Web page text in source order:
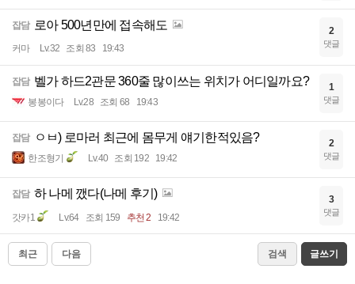
잡담 로아 500년만에 접속해도
커마 Lv.32 조회 83 19:43
2
댓글
잡담 벨가 하드2관문 360줄 많이쓰는 위치가 어디일까요?
봉봉이다 Lv.28 조회 68 19:43
1
댓글
잡담 ㅇㅂ) 로마러 최근에 몸무게 얘기한적있음?
한조형기 Lv.40 조회 192 19:42
2
댓글
잡담 하 나메 깼다(나메 후기)
갓카1 Lv.64 조회 159 추천 2 19:42
3
댓글
최근 다음 검색 글쓰기